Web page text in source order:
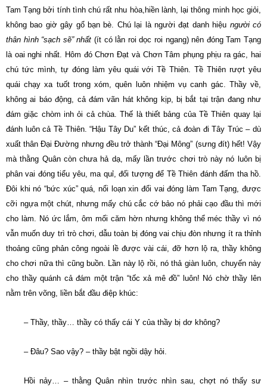
Tam Tạng bởi tính tình chú rất nhu hòa,hiền lành, lại thông minh học giỏi,
không bao giờ gây gổ bạn bè. Chú lại là người đạt danh hiệu người có
thân hình “sạch sẽ” nhất (ít có lằn roi dọc roi ngang) nên đóng Tam Tạng
là oai nghi nhất. Hôm đó Chơn Ðạt và Chơn Tâm phụng phịu ra gác, hai
chú tức mình, tự đóng làm yêu quái với Tề Thiên. Tề Thiên rượt yêu
quái chạy xa tuốt trong xóm, quên luôn nhiệm vụ canh gác. Thầy về,
không ai báo động, cả đám vãn hát không kịp, bị bắt tại trận đang như
đám giặc chòm inh ỏi cả chùa. Thế là thiết bảng của Tề Thiên quay lại
đánh luôn cả Tề Thiên. “Hậu Tây Du” kết thúc, cả đoàn đi Tây Trúc – dù
xuất thân Ðại Ðường nhưng đều trở thành “Ðại Mông” (sưng đít) hết! Vậy
mà thằng Quân còn chưa hả dạ, mấy lần trước chơi trò này nó luôn bị
phân vai đóng tiểu yêu, ma quỉ, đối tượng để Tề Thiên đánh đấm tha hồ.
Ðôi khi nó “bức xúc” quá, nổi loạn xin đổi vai đóng làm Tam Tạng, được
cỡi ngựa một chút, nhưng mấy chú cắc cớ bảo nó phải cạo đầu thì mới
cho làm. Nó ức lắm, ôm mối căm hờn nhưng không thể méc thầy vì nó
vẫn muốn duy trì trò chơi, dẫu toàn bị đóng vai chịu đòn nhưng ít ra thỉnh
thoảng cũng phản công ngoài lề được vài cái, đỡ hơn lộ ra, thầy không
cho chơi nữa thì cũng buồn. Lần này lộ rồi, nó thả giàn luôn, chuyến này
cho thầy quánh cả đám một trận “tốc xả mê đồ” luôn! Nó chờ thầy lên
nằm trên võng, liền bắt đầu điệp khúc:
– Thầy, thầy… thầy có thấy cái Y của thầy bị dơ không?
– Ðâu? Sao vậy? – thầy bật ngồi dậy hỏi.
Hồi nảy… – thằng Quân nhìn trước nhìn sau, chợt nó thấy sư